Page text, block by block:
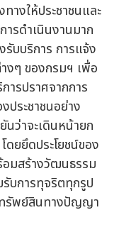
างให้ประชาชนและ
ารดำเนินงานมาก
บบริการ การแจ้ง
งๆ ของกรมฯ เพื่อ
ารปราศจากการ
ประชาชนอย่าง
ว่าจะเดินหน้ายก
ดยยึดประโยชน์ของ
อมสร้างวัฒนธรรม
รับการทุจริตทุกรูป
ทรัพย์สินทางปัญญา